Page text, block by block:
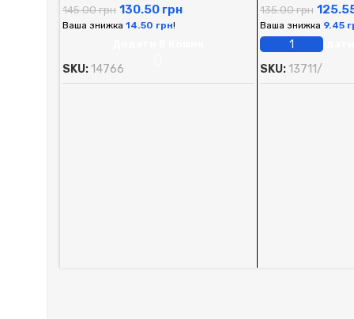
145.00грн 130.50 грн
Ваша знижка 14.50 грн!
SKU: 14766
135.00грн
Ваша знижка 9.45
SKU: 13711/